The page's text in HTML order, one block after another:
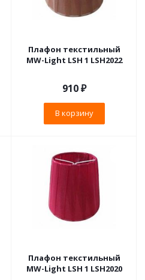
Плафон текстильный
MW-Light LSH 1 LSH2022
910₽
В корзину
Плафон текстильный
MW-Light LSH 1 LSH2020